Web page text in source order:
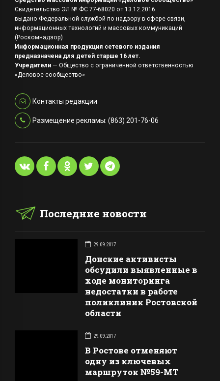
Свидетельство ЭЛ № ФС 77-68020 от 13.12.2016
выдано Федеральной службой по надзору в сфере связи,
информационных технологий и массовых коммуникаций
(Роскомнадзор)
Информационная продукция сетевого издания
предназначена для детей старше 16 лет.
Учредители — Общество с ограниченной ответственностью
«Деловое сообщество»
Контакты редакции
Размещение рекламы: (863) 201-76-06
Последние новости
29.09.2017
Донские активисты
обсудили выявленные в
ходе мониторинга
недостатки в работе
поликлиник Ростовской
области
29.09.2017
В Ростове отменяют
одну из ключевых
маршруток №59-МТ